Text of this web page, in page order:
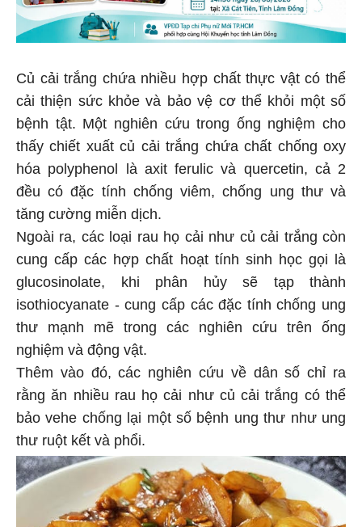
Củ cải trắng chứa nhiều hợp chất thực vật có thể
cải thiện sức khỏe và bảo vệ cơ thể khỏi một số
bệnh tật. Một nghiên cứu trong ống nghiệm cho
thấy chiết xuất củ cải trắng chứa chất chống oxy
hóa polyphenol là axit ferulic và quercetin, cả 2
đều có đặc tính chống viêm, chống ung thư và
tăng cường miễn dịch.
Ngoài ra, các loại rau họ cải như củ cải trắng còn
cung cấp các hợp chất hoạt tính sinh học gọi là
glucosinolate, khi phân hủy sẽ tạp thành
isothiocyanate - cung cấp các đặc tính chống ung
thư mạnh mẽ trong các nghiên cứu trên ống
nghiệm và động vật.
Thêm vào đó, các nghiên cứu về dân số chỉ ra
rằng ăn nhiều rau họ cải như củ cải trắng có thể
bảo vehe chống lại một số bệnh ung thư như ung
thư ruột kết và phổi.